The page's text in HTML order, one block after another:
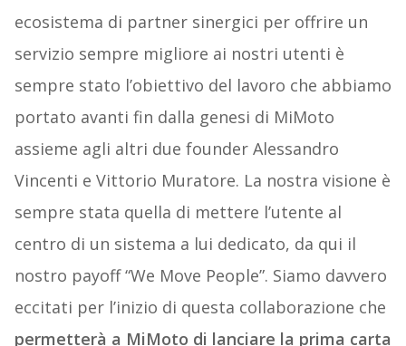
ecosistema di partner sinergici per offrire un
servizio sempre migliore ai nostri utenti è
sempre stato l’obiettivo del lavoro che abbiamo
portato avanti fin dalla genesi di MiMoto
assieme agli altri due founder Alessandro
Vincenti e Vittorio Muratore. La nostra visione è
sempre stata quella di mettere l’utente al
centro di un sistema a lui dedicato, da qui il
nostro payoff “We Move People”. Siamo davvero
eccitati per l’inizio di questa collaborazione che
permetterà a MiMoto di lanciare la prima carta